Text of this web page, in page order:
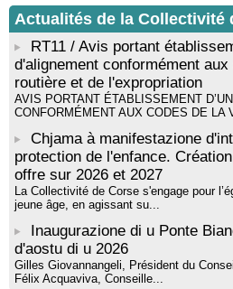
Tallà
Actualités de la Collectivité
RT11 / Avis portant
d'alignement conformément
routière et de l'expropriation
AVIS PORTANT ÉTABLISSEMENT
CONFORMÉMENT AUX CODES DE LA
Chjama à manifestazione
protection de l'enfance.
offre sur 2026 et 2027
La Collectivité de Corse s'engage pour
jeune âge, en agissant su...
Inaugurazione di u Ponte
d'aostu di u 2026
Gilles Giovannangeli, Président du
Félix Acquaviva, Conseille...